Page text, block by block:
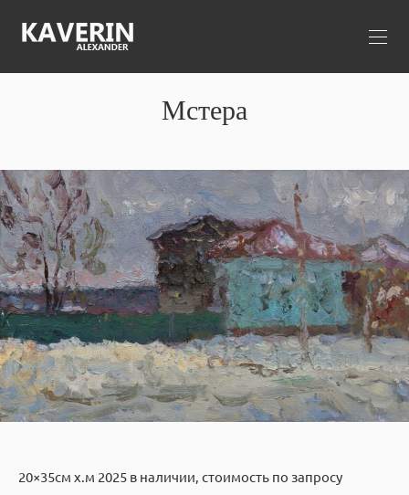
Мстера
20×35см х.м 2025 в наличии, стоимость по запросу